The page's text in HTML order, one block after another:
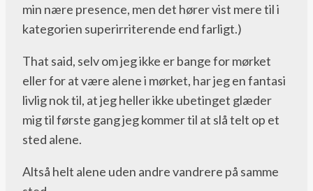
min nære presence, men det hører vist mere til i
kategorien superirriterende end farligt.)
That said, selv om jeg ikke er bange for mørket
eller for at være alene i mørket, har jeg en fantasi
livlig nok til, at jeg heller ikke ubetinget glæder
mig til første gang jeg kommer til at slå telt op et
sted alene.
Altså helt alene uden andre vandrere på samme